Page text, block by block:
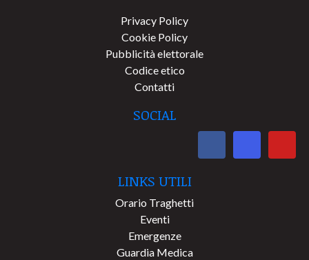
Privacy Policy
Cookie Policy
Pubblicità elettorale
Codice etico
Contatti
SOCIAL
LINKS UTILI
Orario Traghetti
Eventi
Emergenze
Guardia Medica